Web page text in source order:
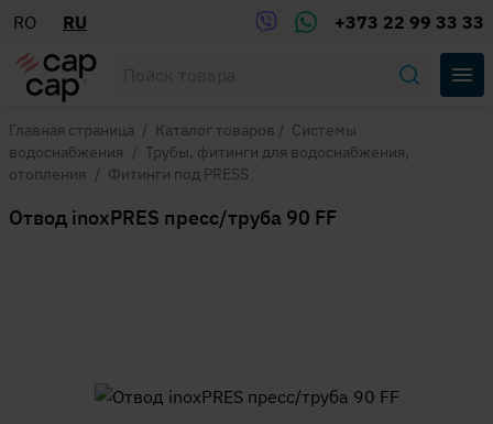
RO RU +373 22 99 33 33
Главная страница / Каталог товаров / Системы
водоснабжения / Трубы, фитинги для водоснабжения,
отопления / Фитинги под PRESS
Отвод inoxPRES пресс/труба 90 FF